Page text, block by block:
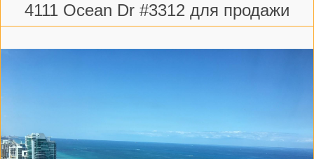
4111 Ocean Dr #3312 для продажи